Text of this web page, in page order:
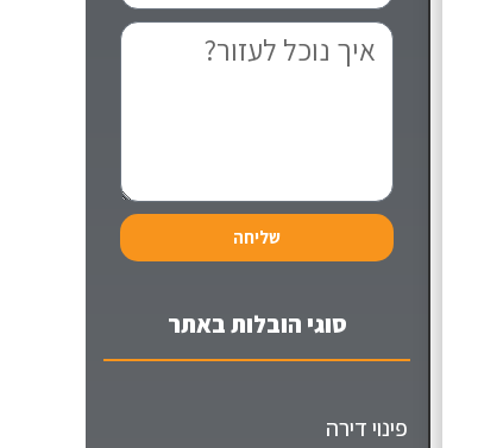
שליחה
סוגי הובלות באתר
פינוי דירה